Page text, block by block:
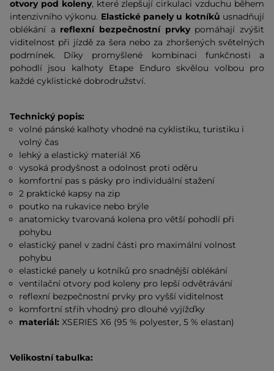
otvory pod koleny, které zlepšují cirkulaci vzduchu během
intenzivního výkonu. Elastické panely u kotníků usnadňují
oblékání a reflexní bezpečnostní prvkypomáhají zvýšit
viditelnost při jízdě za šera nebo za zhoršených světelných
podmínek. Díky promyšlené kombinaci funkčnosti a
pohodlí jsou kalhoty Etape Enduro skvělou volbou pro
každé cyklistické dobrodružství.
Technický popis:
volné pánské kalhoty vhodné na cyklistiku, turistiku i
volný čas
lehký a elastický materiál X6
vysoká prodyšnost a odolnost proti oděru
komfortní pas s pásky pro individuální stažení
2 praktické kapsy na zip
poutko na rukavice nebo brýle
anatomicky tvarovaná kolena pro větší pohodlí při
pohybu
elastický panel v zadní části pro maximální volnost
pohybu
elastické panely u kotníků pro snadnější oblékání
ventilační otvory pod koleny pro lepší odvětrávání
reflexní bezpečnostní prvky pro vyšší viditelnost
komfortní střih vhodný pro dlouhé vyjížďky
materiál:XSERIES X6 (95 % polyester, 5 % elastan)
Velikostní tabulka: